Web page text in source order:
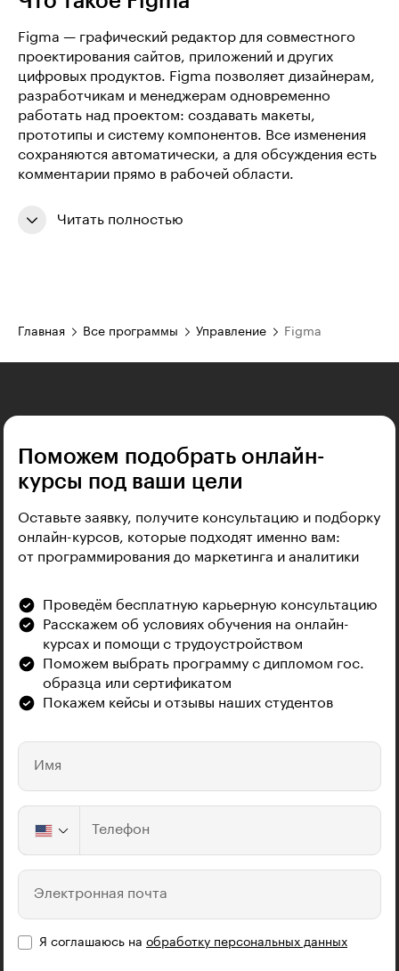
Figma — графический редактор для совместного
проектирования сайтов, приложений и других
цифровых продуктов. Figma позволяет дизайнерам,
разработчикам и менеджерам одновременно
работать над проектом: создавать макеты,
прототипы и систему компонентов. Все изменения
сохраняются автоматически, а для обсуждения есть
комментарии прямо в рабочей области.
Читать полностью
Главная Все программы Управление Figma
Поможем подобрать онлайн-
курсы под ваши цели
Оставьте заявку, получите консультацию и подборку
онлайн-курсов, которые подходят именно вам:
от программирования до маркетинга и аналитики
Проведём бесплатную карьерную консультацию
Расскажем об условиях обучения на онлайн-
курсах и помощи с трудоустройством
Поможем выбрать программу с дипломом гос.
образца или сертификатом
Покажем кейсы и отзывы наших студентов
Имя
Телефон
Электронная почта
Я соглашаюсь на обработку персональных данных